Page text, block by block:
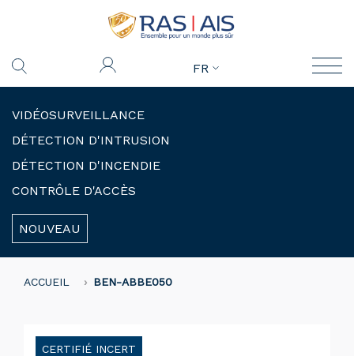
FR
VIDÉOSURVEILLANCE
DÉTECTION D'INTRUSION
DÉTECTION D'INCENDIE
CONTRÔLE D'ACCÈS
NOUVEAU
ACCUEIL BEN-ABBE050
CERTIFIÉ INCERT